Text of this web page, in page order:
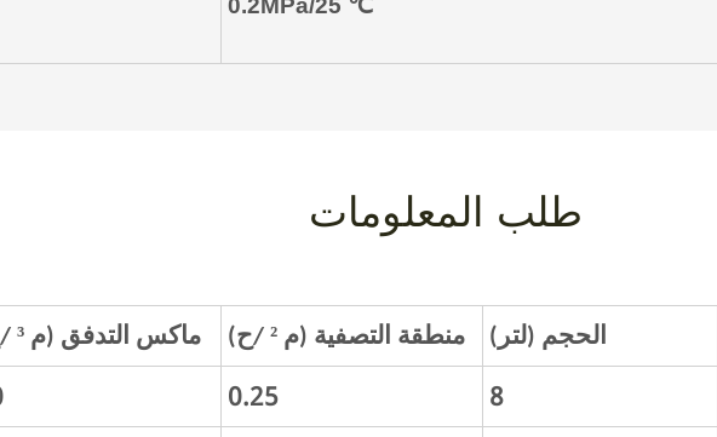
0.2MPa/25 ℃
طلب المعلومات
ماكس التدفق (م³ منطقة التصفية (م² /ح) الحجم (لتر)
0.25 8